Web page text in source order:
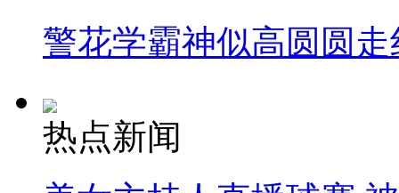
警花学霸神似高圆圆走
热点新闻